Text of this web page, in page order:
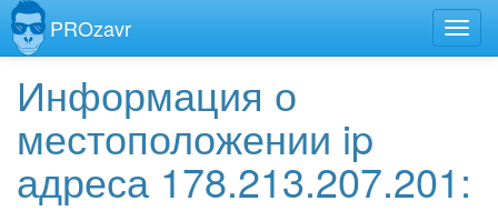
PROzavr
Информация о
местоположении ip
адреса 178.213.207.201: